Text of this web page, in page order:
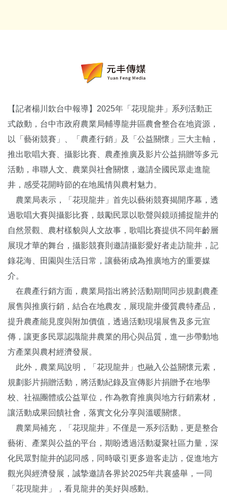
【記者楊川欽台中報導】2025年「花現龍井」系列活動正
式啟動，台中市政府農業局輔導龍井區農會整合在地資源，
以「藝術競賽」、「農產行銷」及「公益關懷」三大主軸，
推出歌唱大賽、攝影比賽、農產推廣及影片公益捐贈等多元
活動，串聯人文、農業與社會關懷，邀請全國民眾走進龍
井，感受花開時節的在地風情與農村魅力。
農業局表示，「花現龍井」首先以藝術競賽揭開序幕，透
過歌唱大賽與攝影比賽，鼓勵民眾以歌聲與鏡頭捕捉龍井的
自然景觀、農村樣貌與人文故事，歌唱比賽提供不同年齡層
展現才華的舞台，攝影競賽則邀請攝影愛好者走訪龍井，記
錄花海、田園與生活日常，讓藝術成為推廣地方的重要媒
介。
在農產行銷方面，農業局指出將於活動期間同步規劃農產
展售與推廣行銷，結合在地農友，展現龍井優質農特產品，
提升農產能見度與附加價值，透過活動現場展售及多元宣
傳，讓更多民眾認識龍井農業的用心與品質，進一步帶動地
方產業與農村經濟發展。
此外，農業局說明，「花現龍井」也融入公益關懷元素，
規劃影片捐贈活動，將活動紀錄及宣傳影片捐贈予在地學
校、社福團體或公益單位，作為教育推廣與地方行銷素材，
讓活動成果回饋社會，落實文化分享與溫暖關懷。
農業局補充，「花現龍井」不僅是一系列活動，更是整合
藝術、產業與公益的平台，期盼透過活動凝聚社區力量，深
化民眾對龍井的認同感，同時吸引更多遊客走訪，促進地方
觀光與經濟發展，誠摯邀請各界於2025年共襄盛舉，一同
「花現龍井」，看見龍井的美好與感動。